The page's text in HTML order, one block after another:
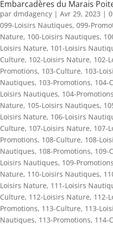
Embarcadères du Marais
par dmdagency | Avr 29, 2023 |
099-Loisirs Nautiques, 099-
Nature, 100-Loisirs Nautiques,
Loisirs Nature, 101-Loisirs
Culture, 102-Loisirs Nature, 102-
Promotions, 103-Culture, 103-
Nautiques, 103-Promotions, 104-
Loisirs Nautiques, 104-Promotions
Nature, 105-Loisirs Nautiques,
Loisirs Nature, 106-Loisirs
Culture, 107-Loisirs Nature, 107-
Promotions, 108-Culture, 108-
Nautiques, 108-Promotions, 109-
Loisirs Nautiques, 109-Promotions
Nature, 110-Loisirs Nautiques,
Loisirs Nature, 111-Loisirs
Culture, 112-Loisirs Nature, 112-
Promotions, 113-Culture, 113-
Nautiques, 113-Promotions, 114-